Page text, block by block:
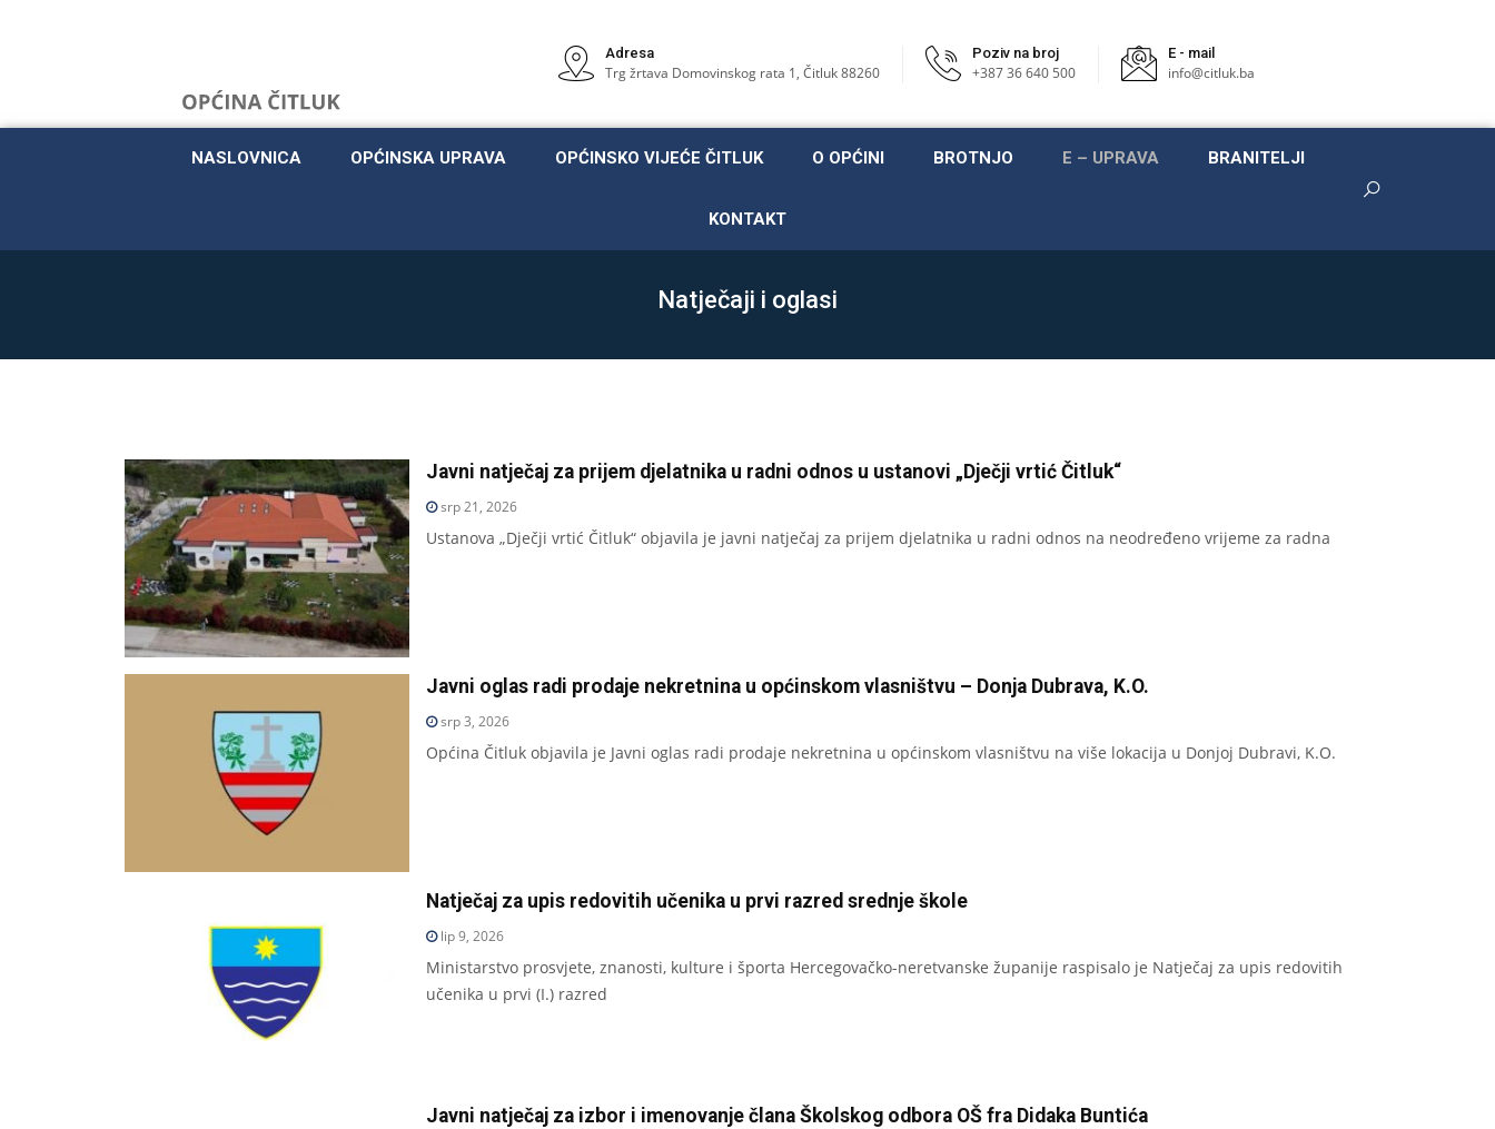
Adresa
Trg žrtava Domovinskog rata 1, Čitluk 88260
Poziv na broj
+387 36 640 500
E - mail
info@citluk.ba
NASLOVNICA OPĆINSKA UPRAVA OPĆINSKO VIJEĆE ČITLUK O OPĆINI BROTNJO E – UPRAVA BRANITELJI
KONTAKT
Natječaji i oglasi
Javni natječaj za prijem djelatnika u radni odnos u ustanovi „Dječji vrtić Čitluk“
srp 21, 2026
Ustanova „Dječji vrtić Čitluk“ objavila je javni natječaj za prijem djelatnika u radni odnos na neodređeno vrijeme za radna
Javni oglas radi prodaje nekretnina u općinskom vlasništvu – Donja Dubrava, K.O.
srp 3, 2026
Općina Čitluk objavila je Javni oglas radi prodaje nekretnina u općinskom vlasništvu na više lokacija u Donjoj Dubravi, K.O.
Natječaj za upis redovitih učenika u prvi razred srednje škole
lip 9, 2026
Ministarstvo prosvjete, znanosti, kulture i športa Hercegovačko-neretvanske županije raspisalo je Natječaj za upis redovitih
učenika u prvi (I.) razred
Javni natječaj za izbor i imenovanje člana Školskog odbora OŠ fra Didaka Buntića